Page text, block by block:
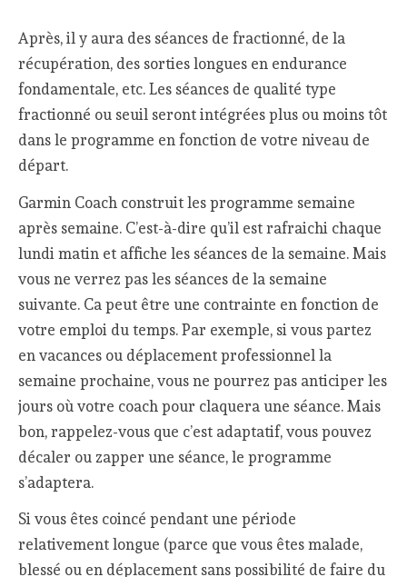
Après, il y aura des séances de fractionné, de la
récupération, des sorties longues en endurance
fondamentale, etc. Les séances de qualité type
fractionné ou seuil seront intégrées plus ou moins tôt
dans le programme en fonction de votre niveau de
départ.
Garmin Coach construit les programme semaine
après semaine. C’est-à-dire qu’il est rafraichi chaque
lundi matin et affiche les séances de la semaine. Mais
vous ne verrez pas les séances de la semaine
suivante. Ca peut être une contrainte en fonction de
votre emploi du temps. Par exemple, si vous partez
en vacances ou déplacement professionnel la
semaine prochaine, vous ne pourrez pas anticiper les
jours où votre coach pour claquera une séance. Mais
bon, rappelez-vous que c’est adaptatif, vous pouvez
décaler ou zapper une séance, le programme
s’adaptera.
Si vous êtes coincé pendant une période
relativement longue (parce que vous êtes malade,
blessé ou en déplacement sans possibilité de faire du